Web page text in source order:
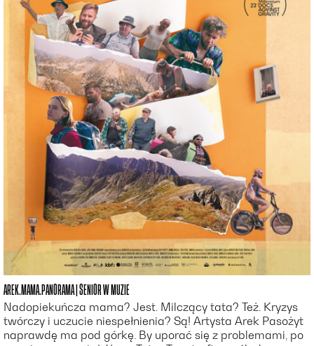
AREK.MAMA.PANORAMA | SENIOR W MUZIE
Nadopiekuńcza mama? Jest. Milczący tata? Też. Kryzys
twórczy i uczucie niespełnienia? Są! Artysta Arek Pasożyt
naprawdę ma pod górkę. By uporać się z problemami, po